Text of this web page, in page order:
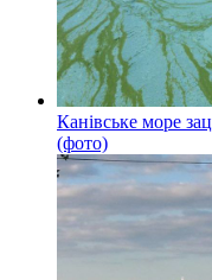
Канівське море
(фото)